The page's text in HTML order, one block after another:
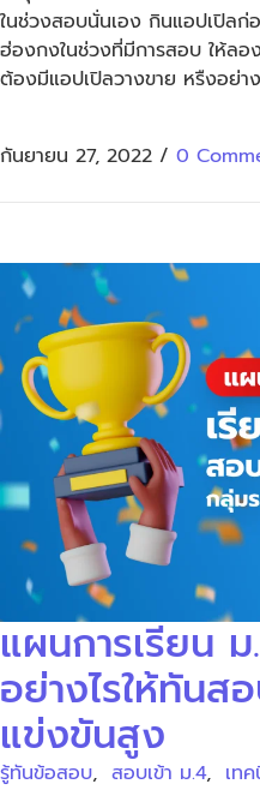
ในช่วงสอบนั่นเอง กินแอปเปิลก่
ฮ่องกงในช่วงที่มีการสอบ ให้ลอ
ต้องมีแอปเปิลวางขาย หรืงอย่าง
กันยายน 27, 2022 / 0
แผนการเรียน
อย่างไรให้ทันส
แข่งขันสูง
รู้ทันข้อสอบ, สอบเข้า ม.4, เท